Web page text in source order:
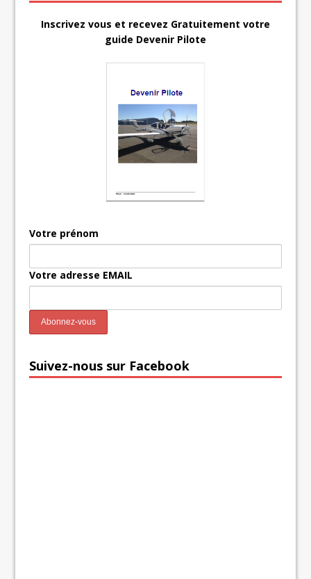
Inscrivez vous et recevez Gratuitement votre
guide Devenir Pilote
Votre prénom
Votre adresse EMAIL
Suivez-nous sur Facebook